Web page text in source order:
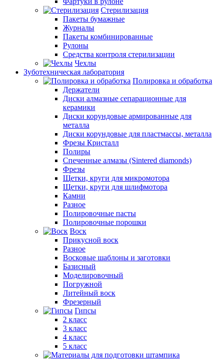
Стерилизация
Пакеты бумажные
Журналы
Пакеты комбинированные
Рулоны
Средства контроля стерилизации
Чехлы
Зуботехническая лаборатория
Полировка и обработка
Держатели
Диски алмазные сепарационные для
керамики
Диски корундовые армированные для
металла
Диски корундовые для пластмассы, металла
Фрезы Кристалл
Полиры
Спеченные алмазы (Sintered diamonds)
Фрезы
Щетки, круги для микромотора
Щетки, круги для шлифмотора
Камни
Разное
Полировочные пасты
Полировочные порошки
Воск
Прикусной воск
Разное
Восковые шаблоны и заготовки
Базисный
Моделировочный
Погружной
Литейный воск
Фрезерный
Гипсы
2 класс
3 класс
4 класс
5 класс